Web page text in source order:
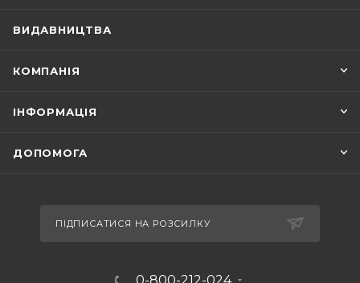
ВИДАВНИЦТВА
КОМПАНІЯ
ІНФОРМАЦІЯ
ДОПОМОГА
ПІДПИСАТИСЯ НА РОЗСИЛКУ